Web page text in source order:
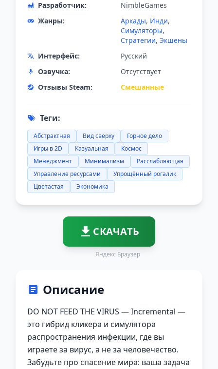
Разработчик:
NimbleGames
Жанры:
Аркады, Инди,
Симуляторы,
Стратегии, Экшены
Интерфейс:
Русский
Озвучка:
Отсутствует
Отзывы Steam:
Смешанные
Теги:
Абстрактная Вид сверху
Горное дело
Игры в 2D
Казуальная
Космос
Менеджмент
Минимализм
Расслабляющая
Управление ресурсами
Упрощённый рогалик
Цветастая
Экономика
СКАЧАТЬ
Яндекс Браузер
Описание
DO NOT FEED THE VIRUS — Incremental —
это гибрид кликера и симулятора
распространения инфекции, где вы
играете за вирус, а не за человечество.
Забудьте про спасение мира: ваша задача